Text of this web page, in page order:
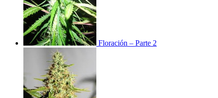
Floración – Parte 2